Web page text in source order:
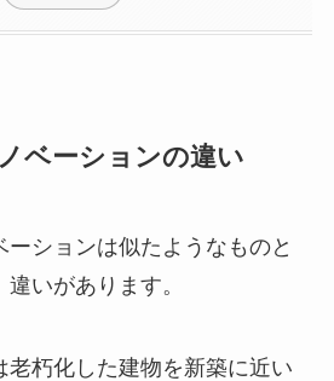
ベーションの違い
ーションは似たようなものと
いがあります。
老朽化した建物を新築に近い